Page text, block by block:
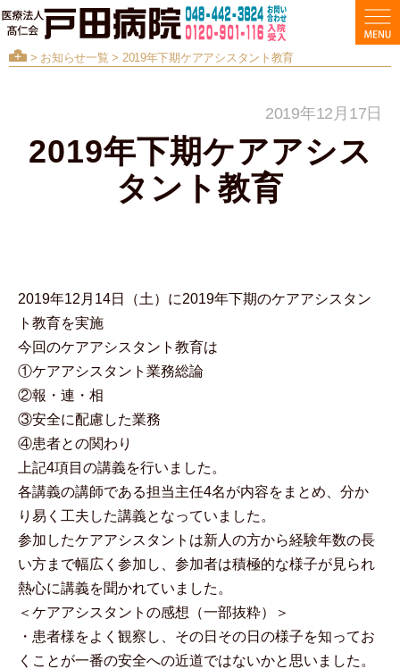
> お知らせ一覧 > 2019年下期ケアアシスタント教育
2019年12月17日
2019年下期ケアアシス
タント教育
2019年12月14日（土）に2019年下期のケアアシスタン
ト教育を実施
今回のケアアシスタント教育は
①ケアアシスタント業務総論
②報・連・相
③安全に配慮した業務
④患者との関わり
上記4項目の講義を行いました。
各講義の講師である担当主任4名が内容をまとめ、分か
り易く工夫した講義となっていました。
参加したケアアシスタントは新人の方から経験年数の長
い方まで幅広く参加し、参加者は積極的な様子が見られ
熱心に講義を聞かれていました。
＜ケアアシスタントの感想（一部抜粋）＞
・患者様をよく観察し、その日その日の様子を知ってお
くことが一番の安全への近道ではないかと思いました。